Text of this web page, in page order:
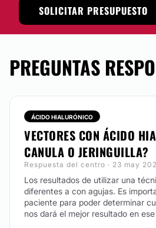
LaDra. María Valentina Alazino
Cuarto, Provincia de Córdoba,
consultorio te espera para
atención.
Posibilidad de videoconsulta:
Financiación o facilidades de
No
Métodos de pago aceptados:
Tarjeta de Crédito/Débito
Transferencia Bancaria
SOLICITAR PRESUPUESTO
PREGUNTAS
ÁCIDO HIALURÓNICO
VECTORES CON ÁCIDO
CANULA O JERINGUILLA?
Respuesta del centro · 23 may
Los resultados de utilizar una
diferentes a con agujas. Es
paciente para poder determinar
nos dará el mejor resultado en